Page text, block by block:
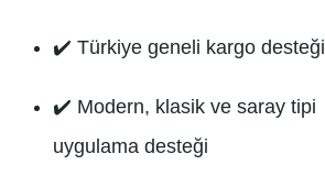
✔️ Türkiye geneli kargo desteği
✔️ Modern, klasik ve saray tipi
uygulama desteği